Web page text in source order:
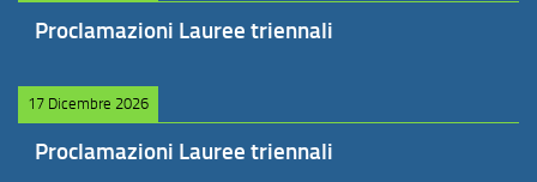
Proclamazioni Lauree triennali
17 Dicembre 2026
Proclamazioni Lauree triennali